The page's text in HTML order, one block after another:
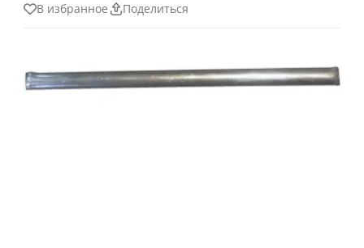
В избранное Поделиться